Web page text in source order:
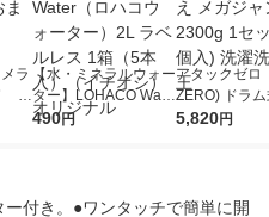
ラ
4
【水・ミネラルウォー
ター】LOHACO Wate
r（ロハコウォータ
490円
アタックゼロ
ZERO) ドラ
詰め替え メガ
5,820円
付き。●ワンタッチで簡単に開